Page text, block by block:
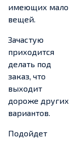
имеющих мало
вещей.
Зачастую
приходится
делать под
заказ, что
выходит
дороже других
вариантов.
Подойдет